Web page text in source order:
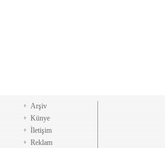
Arşiv
Künye
İletişim
Reklam